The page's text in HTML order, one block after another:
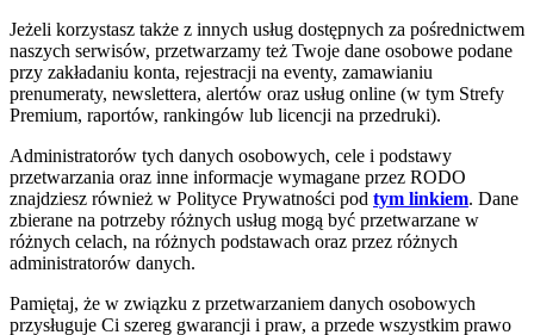
Jeżeli korzystasz także z innych usług dostępnych za pośrednictwem
naszych serwisów, przetwarzamy też Twoje dane osobowe podane
przy zakładaniu konta, rejestracji na eventy, zamawianiu
prenumeraty, newslettera, alertów oraz usług online (w tym Strefy
Premium, raportów, rankingów lub licencji na przedruki).
Administratorów tych danych osobowych, cele i podstawy
przetwarzania oraz inne informacje wymagane przez RODO
znajdziesz również w Polityce Prywatności pod tym linkiem. Dane
zbierane na potrzeby różnych usług mogą być przetwarzane w
różnych celach, na różnych podstawach oraz przez różnych
administratorów danych.
Pamiętaj, że w związku z przetwarzaniem danych osobowych
przysługuje Ci szereg gwarancji i praw, a przede wszystkim prawo